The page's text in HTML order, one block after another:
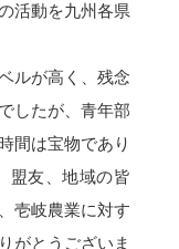
活動を九州各県
ルが高く、残念
したが、青年部
間は宝物であり
盟友、地域の皆
壱岐農業に対す
がとうございま